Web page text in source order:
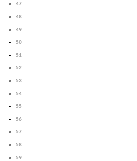
47
48
49
50
51
52
53
54
55
56
57
58
59